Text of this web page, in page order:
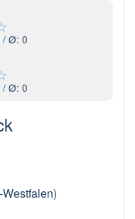
/ Ø: 0
/ Ø: 0